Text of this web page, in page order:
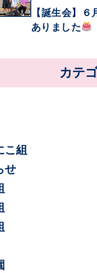
【誕生会】
ありました
カテ
こ組
せ